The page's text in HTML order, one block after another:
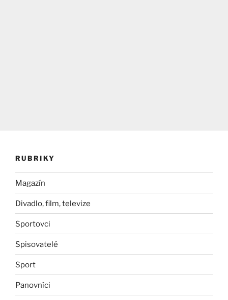
RUBRIKY
Magazín
Divadlo, film, televize
Sportovci
Spisovatelé
Sport
Panovníci